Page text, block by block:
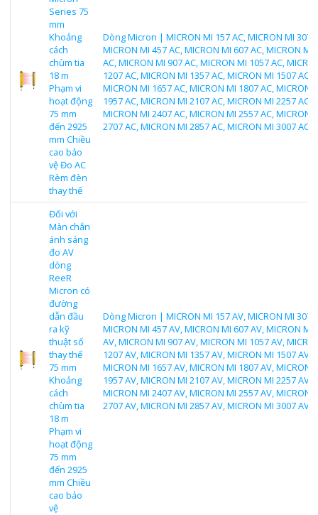
Series 75
mm
Khoảng
cách
chùm tia
18 m
Phạm vi
hoạt động
75 mm
đến 2925
mm Chiều
cao bảo
vệ Đo AC
Rèm đèn
thay thế
Dòng Micron | MICRON MI 157 AC, MICRON MI 307
MICRON MI 457 AC, MICRON MI 607 AC, MICRON MI
AC, MICRON MI 907 AC, MICRON MI 1057 AC,
1207 AC, MICRON MI 1357 AC, MICRON MI 1507 AC,
MICRON MI 1657 AC, MICRON MI 1807 AC, MICRON
1957 AC, MICRON MI 2107 AC, MICRON MI 2257 AC,
MICRON MI 2407 AC, MICRON MI 2557 AC, MICRON
2707 AC, MICRON MI 2857 AC, MICRON MI 3007 AC
Đối với
Màn chắn
ánh sáng
đo AV
dòng
ReeR
Micron có
đường
dẫn đầu
ra kỹ
thuật số
thay thế
75 mm
Khoảng
cách
chùm tia
18 m
Phạm vi
hoạt động
75 mm
đến 2925
mm Chiều
cao bảo
vệ
Dòng Micron | MICRON MI 157 AV, MICRON MI 307
MICRON MI 457 AV, MICRON MI 607 AV, MICRON MI
AV, MICRON MI 907 AV, MICRON MI 1057 AV,
1207 AV, MICRON MI 1357 AV, MICRON MI 1507 AV,
MICRON MI 1657 AV, MICRON MI 1807 AV, MICRON
1957 AV, MICRON MI 2107 AV, MICRON MI 2257 AV,
MICRON MI 2407 AV, MICRON MI 2557 AV, MICRON
2707 AV, MICRON MI 2857 AV, MICRON MI 3007 AV